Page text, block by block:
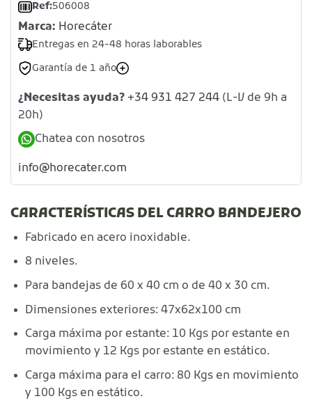
Ref:506008
Marca: Horecáter
Entregas en 24-48 horas laborables
Garantía de 1 año
¿Necesitas ayuda? +34 931 427 244 (L-V de 9h a
20h)
Chatea con nosotros
info@horecater.com
CARACTERÍSTICAS DEL CARRO BANDEJERO
Fabricado en acero inoxidable.
8 niveles.
Para bandejas de 60 x 40 cm o de 40 x 30 cm.
Dimensiones exteriores: 47x62x100 cm
Carga máxima por estante: 10 Kgs por estante en
movimiento y 12 Kgs por estante en estático.
Carga máxima para el carro: 80 Kgs en movimiento
y 100 Kgs en estático.